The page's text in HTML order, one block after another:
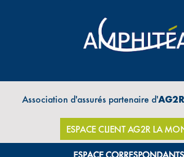
Association d'assurés partenaire d'
ESPACE CLIENT AG2R LA